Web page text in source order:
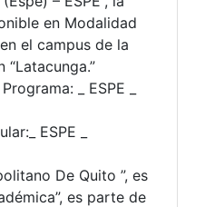
en Modalidad
el campus de la
“Latacunga.”
_ ESPE _
ESPE _
De Quito ”, es
es parte de